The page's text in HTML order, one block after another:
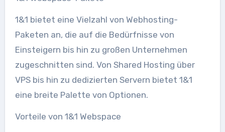
1&1 bietet eine Vielzahl von Webhosting-
Paketen an, die auf die Bedürfnisse von
Einsteigern bis hin zu großen Unternehmen
zugeschnitten sind. Von Shared Hosting über
VPS bis hin zu dedizierten Servern bietet 1&1
eine breite Palette von Optionen.
Vorteile von 1&1 Webspace